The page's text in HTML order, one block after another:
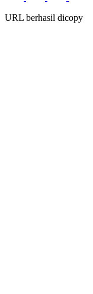
URL berhasil dicopy